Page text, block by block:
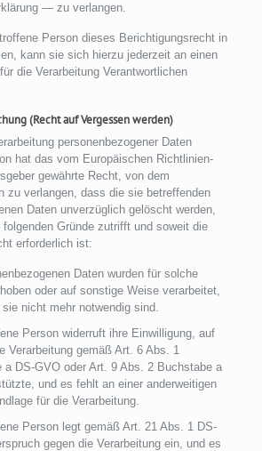
— zu verlangen.
Person dieses Berichtigungsrecht in
kann sie sich hierzu jederzeit an einen
die Verarbeitung Verantwortlichen
(Recht auf Vergessen werden)
personenbezogener Daten
hat das vom Europäischen Richtlinien-
gewährte Recht, von dem
zu verlangen, dass die sie betreffenden
Daten unverzüglich gelöscht werden,
folgenden Gründe zutrifft und soweit die
erforderlich ist:
Daten wurden für solche
oder auf sonstige Weise verarbeitet,
nicht mehr notwendig sind.
Person widerruft ihre Einwilligung, auf
Verarbeitung gemäß Art. 6 Abs. 1
a DS-GVO oder Art. 9 Abs. 2 Buchstabe a
und es fehlt an einer anderweitigen
für die Verarbeitung.
Person legt gemäß Art. 21 Abs. 1 DS-
gegen die Verarbeitung ein, und es